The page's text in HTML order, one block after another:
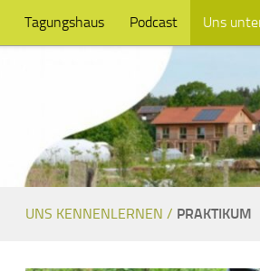
Tagungshaus Podcast Uns
UNS KENNENLERNEN / PRAKTIKUM